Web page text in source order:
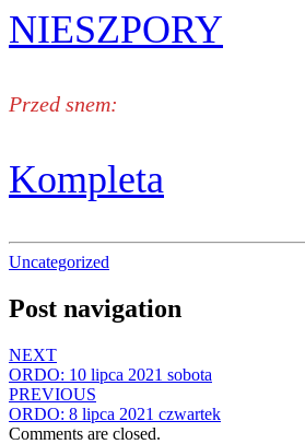
NIESZPORY
Przed snem:
Kompleta
Uncategorized
Post navigation
NEXT
ORDO: 10 lipca 2021 sobota
PREVIOUS
ORDO: 8 lipca 2021 czwartek
Comments are closed.